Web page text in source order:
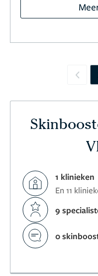
1 klinieken
En 11
9
0